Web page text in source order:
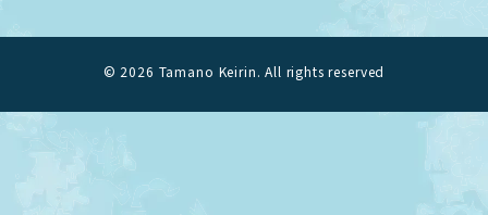
© 2026 Tamano Keirin. All rights reserved